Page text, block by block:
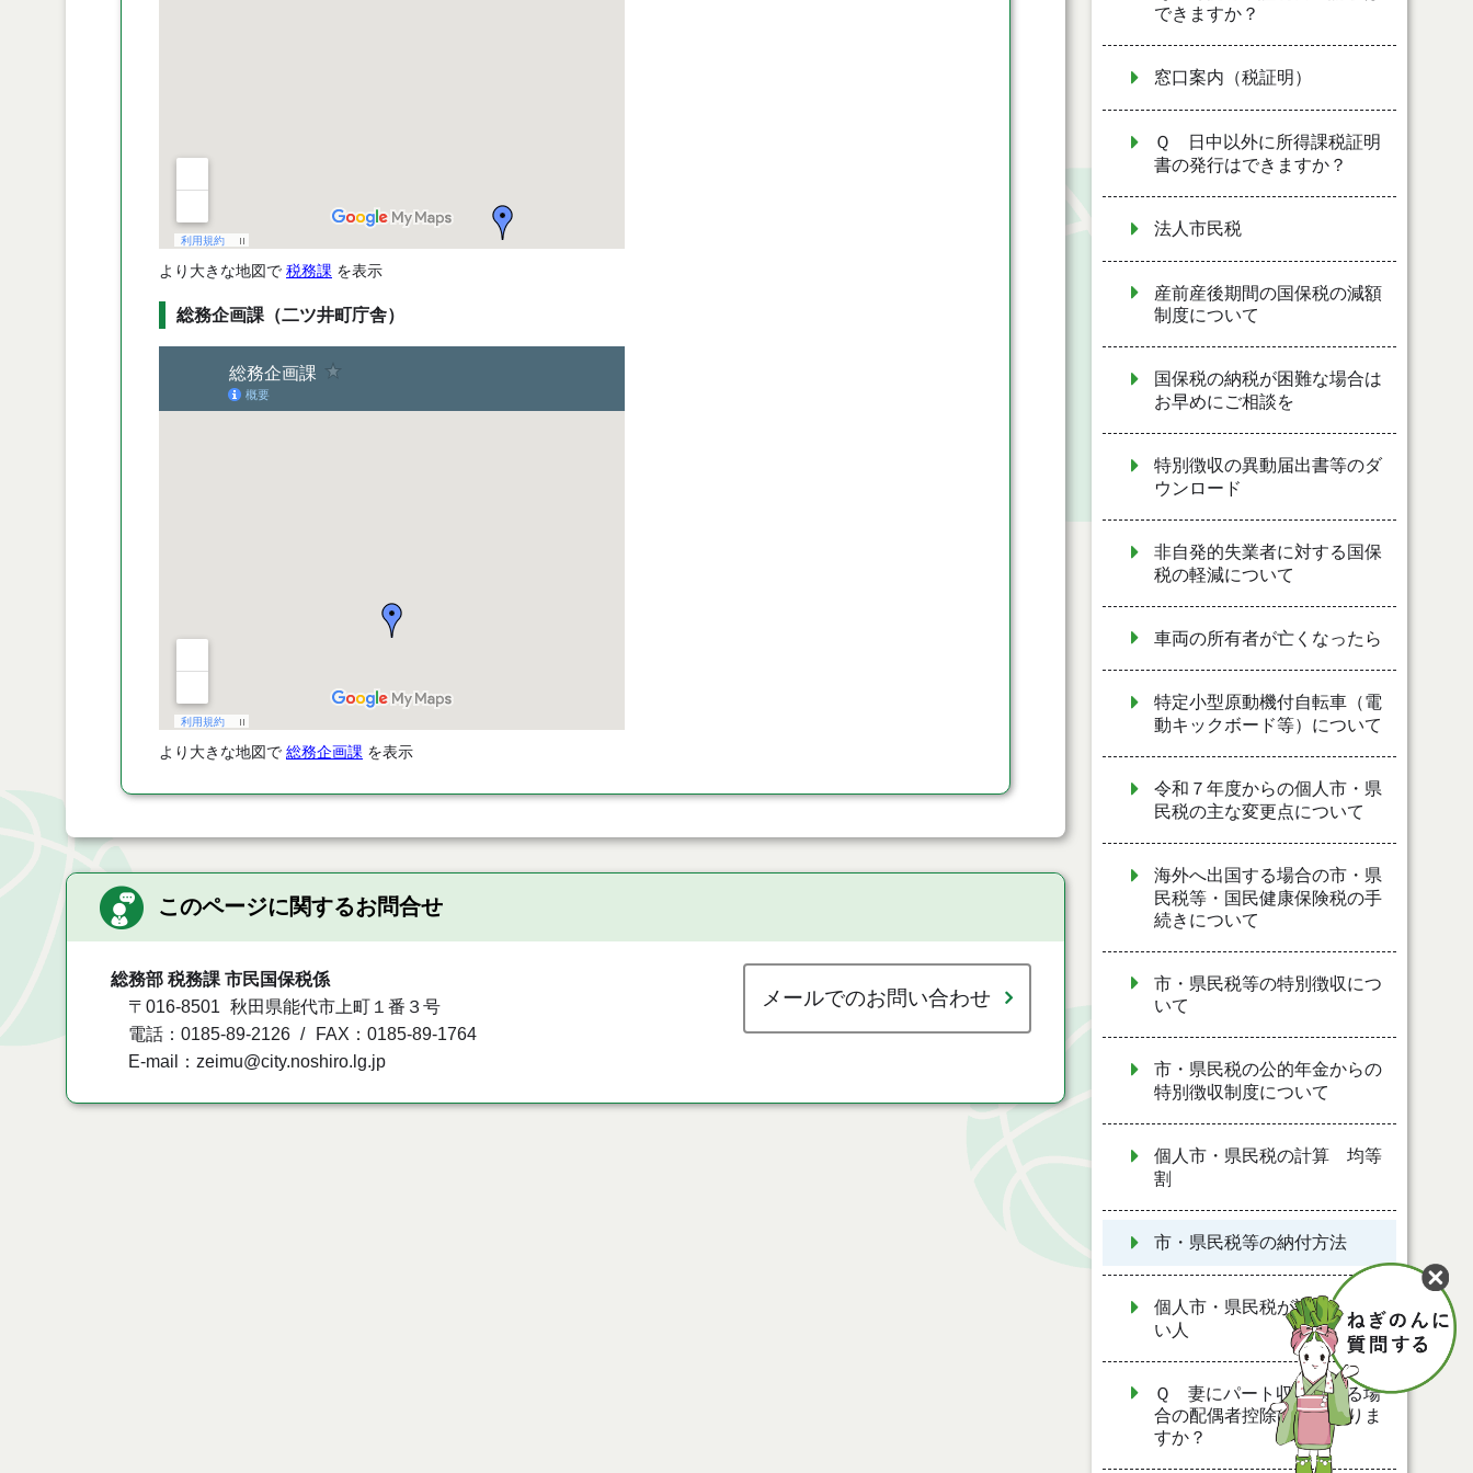
より大きな地図で 税務課 を表示
総務企画課（二ツ井町庁舎）
より大きな地図で 総務企画課 を表示
このページに関するお問合せ
総務部 税務課 市民国保税係
〒016-8501 秋田県能代市上町１番３号
電話：0185-89-2126
FAX：0185-89-1764
E-mail：zeimu@city.noshiro.lg.jp
メールでのお問い合わせ
できますか？
窓口案内（税証明）
Ｑ 日中以外に所得課税証明
書の発行はできますか？
法人市民税
産前産後期間の国保税の減額
制度について
国保税の納税が困難な場合は
お早めにご相談を
特別徴収の異動届出書等のダ
ウンロード
非自発的失業者に対する国保
税の軽減について
車両の所有者が亡くなったら
特定小型原動機付自転車（電
動キックボード等）について
令和７年度からの個人市・県
民税の主な変更点について
海外へ出国する場合の市・県
民税等・国民健康保険税の手
続きについて
市・県民税等の特別徴収につ
いて
市・県民税の公的年金からの
特別徴収制度について
個人市・県民税の計算 均等
割
市・県民税等の納付方法
個人市・県民税が課税されな
い人
Ｑ 妻にパート収入がある場
合の配偶者控除はどうなりま
すか？